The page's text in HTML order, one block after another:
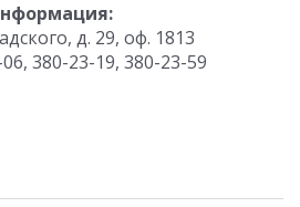
д. 29, оф. 1813
380-23-19, 380-23-59